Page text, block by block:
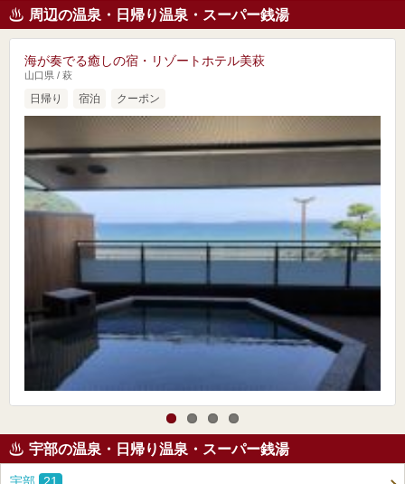
周辺の温泉・日帰り温泉・スーパー銭湯
海が奏でる癒しの宿・リゾートホテル美萩
山口県 / 萩
日帰り 宿泊 クーポン
宇部の温泉・日帰り温泉・スーパー銭湯